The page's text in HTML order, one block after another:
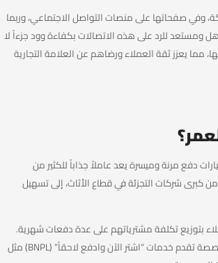
وفي صفحاتها على منصات التواصل الاجتماعي، وربما
ومستعد للرد على هذه الاتصالات بكفاءة وود جزءاً لا
مما يعزز ثقة العملاء ورضاهم عن العلامة التجارية
دفع مرنة وميسرة يعد عاملاً جذاباً للكثير من
كبرى شركات التجزئة في قطاع الأثاث، إلى تسهيل
بتوزيع تكلفة مشترياتهم على عدة دفعات شهرية.
غالباً ما يتم ذلك بالتعاون مع بنوك محلية رائدة أو شركات تمويل متخصصة تقدم خدمات “اشتر الآن وادفع لاحقاً” (BNPL) مثل